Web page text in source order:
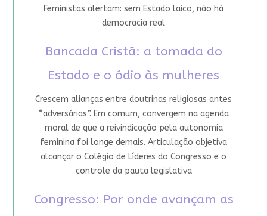
Feministas alertam: sem Estado laico, não há
democracia real
Bancada Cristã: a tomada do
Estado e o ódio às mulheres
Crescem alianças entre doutrinas religiosas antes
“adversárias”. Em comum, convergem na agenda
moral de que a reivindicação pela autonomia
feminina foi longe demais. Articulação objetiva
alcançar o Colégio de Líderes do Congresso e o
controle da pauta legislativa
Congresso: Por onde avançam as